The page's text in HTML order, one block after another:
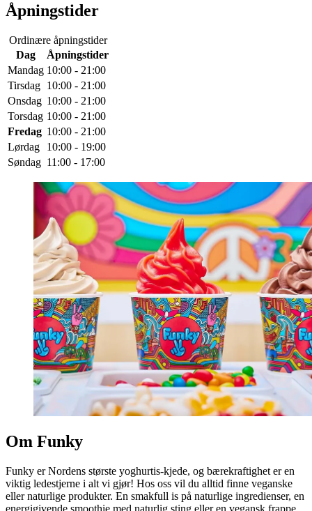
Åpningstider
Ordinære åpningstider
Dag
Åpningstider
Mandag 10:00 - 21:00
Tirsdag 10:00 - 21:00
Onsdag 10:00 - 21:00
Torsdag 10:00 - 21:00
Fredag 10:00 - 21:00
Lørdag
10:00 - 19:00
Søndag 11:00 - 17:00
Om Funky
Funky er Nordens største yoghurtis-kjede, og bærekraftighet er en
viktig ledestjerne i alt vi gjør! Hos oss vil du alltid finne veganske
eller naturlige produkter. En smakfull is på naturlige ingredienser, en